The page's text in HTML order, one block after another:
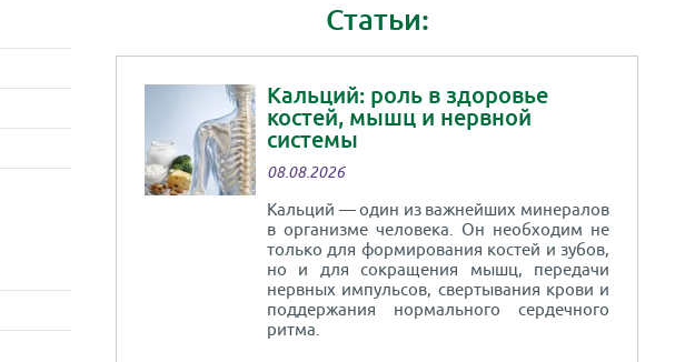
Статьи:
Кальций: роль в здоровье
костей, мышц и нервной
системы
08.08.2026
Кальций — один из важнейших минералов
в организме человека. Он необходим не
только для формирования костей и зубов,
но и для сокращения мышц, передачи
нервных импульсов, свертывания крови и
поддержания нормального сердечного
ритма.